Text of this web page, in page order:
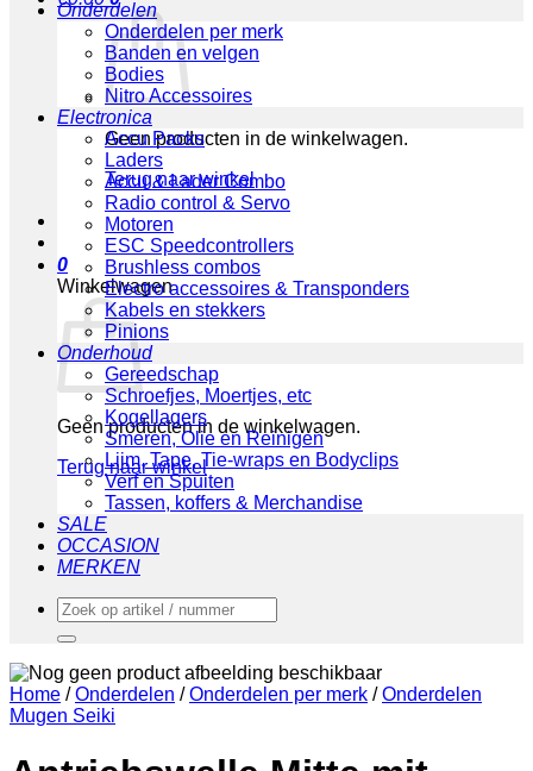
Geen producten in de winkelwagen.
Terug naar winkel
0
Winkelwagen
Geen producten in de winkelwagen.
Terug naar winkel
Onderdelen
Onderdelen per merk
Banden en velgen
Bodies
Nitro Accessoires
Electronica
Accu Packs
Laders
Accu & Lader Combo
Radio control & Servo
Motoren
ESC Speedcontrollers
Brushless combos
Electro accessoires & Transponders
Kabels en stekkers
Pinions
Onderhoud
Gereedschap
Schroefjes, Moertjes, etc
Kogellagers
Smeren, Olie en Reinigen
Lijm, Tape, Tie-wraps en Bodyclips
Verf en Spuiten
Tassen, koffers & Merchandise
SALE
OCCASION
MERKEN
Zoeken
naar:
Home / Onderdelen / Onderdelen per merk / Onderdelen
Mugen Seiki